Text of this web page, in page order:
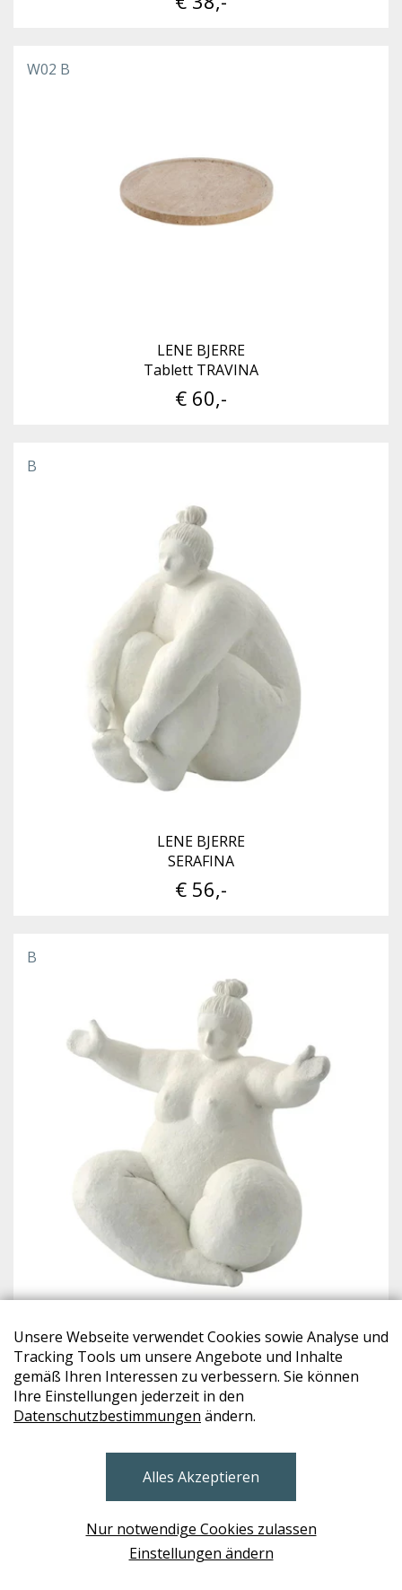
Unsere Webseite verwendet Cookies sowie Analyse und
Tracking Tools um unsere Angebote und Inhalte
gemäß Ihren Interessen zu verbessern. Sie können
Ihre Einstellungen jederzeit in den
Datenschutzbestimmungen ändern.
Alles Akzeptieren
Nur notwendige Cookies zulassen
Einstellungen ändern
W02 B
LENE BJERRE
Tablett TRAVINA
€ 60,-
B
LENE BJERRE
SERAFINA
€ 56,-
B
LENE BJERRE
SERAFINA
€ 56,-